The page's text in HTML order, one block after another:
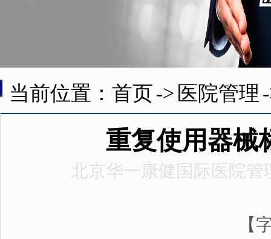
当前位置：首页-> 医院管理
重复使用器械
北京华一康健国际医院管
【